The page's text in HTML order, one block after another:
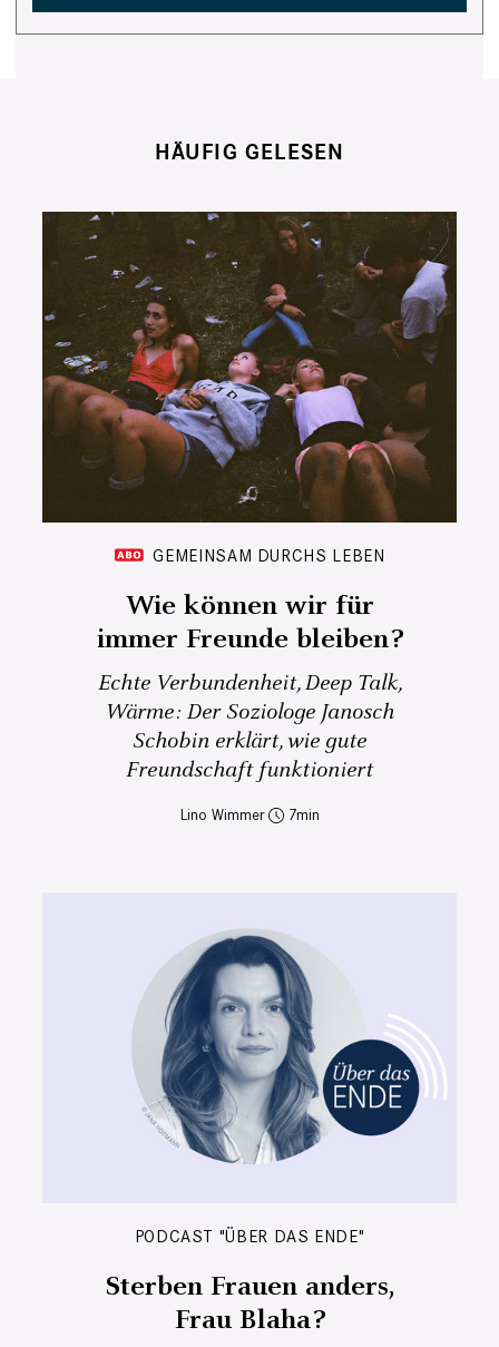
HÄUFIG GELESEN
GEMEINSAM DURCHS LEBEN
Wie können wir für
immer Freunde bleiben?
Echte Verbundenheit, Deep Talk,
Wärme: Der Soziologe Janosch
Schobin erklärt, wie gute
Freundschaft funktioniert
Lino Wimmer 7
PODCAST "ÜBER DAS ENDE"
Sterben Frauen anders,
Frau Blaha?